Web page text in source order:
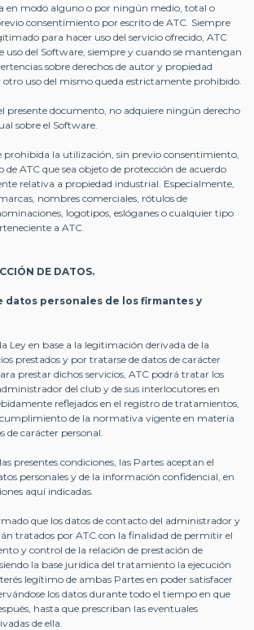
en modo alguno o por ningún medio, total o
consentimiento por escrito de ATC. Siempre
para hacer uso del servicio ofrecido, ATC
uso del Software, siempre y cuando se mantengan
sobre derechos de autor y propiedad
uso del mismo queda estrictamente prohibido.
presente documento, no adquiere ningún derecho
sobre el Software.
prohibida la utilización, sin previo consentimiento,
de ATC que sea objeto de protección de acuerdo
relativa a propiedad industrial. Especialmente,
nombres comerciales, rótulos de
logotipos, eslóganes o cualquier tipo
a ATC.
DE DATOS.
datos personales de los firmantes y
Ley en base a la legitimación derivada de la
prestados y por tratarse de datos de carácter
prestar dichos servicios, ATC podrá tratar los
del club y de sus interlocutores en
reflejados en el registro de tratamientos,
de la normativa vigente en materia
de carácter personal.
presentes condiciones, las Partes aceptan el
personales y de la información confidencial, en
aquí indicadas.
que los datos de contacto del administrador y
tratados por ATC con la finalidad de permitir el
y control de la relación de prestación de
la base jurídica del tratamiento la ejecución
legítimo de ambas Partes en poder satisfacer
los datos durante todo el tiempo en que
hasta que prescriban las eventuales
de ella.